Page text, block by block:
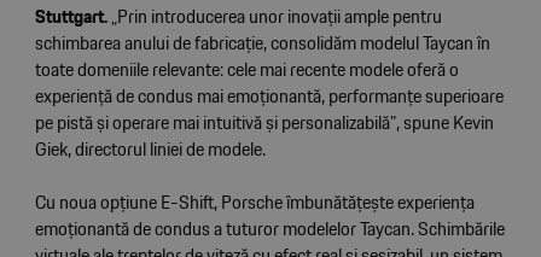
Stuttgart.„Prin introducerea unor inovații ample pentru
schimbarea anului de fabricație, consolidăm modelul Taycan în
toate domeniile relevante: cele mai recente modele oferă o
experiență de condus mai emoționantă, performanțe superioare
pe pistă și operare mai intuitivă și personalizabilă”, spune Kevin
Giek, directorul liniei de modele.
Cu noua opțiune E-Shift, Porsche îmbunătățește experiența
emoționantă de condus a tuturor modelelor Taycan. Schimbările